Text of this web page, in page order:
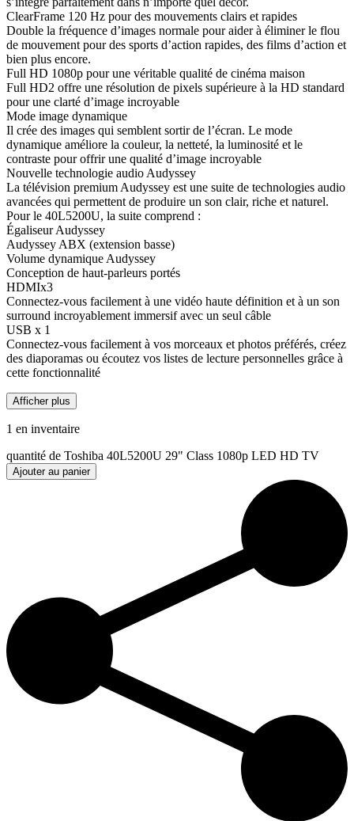
ClearFrame 120 Hz pour des mouvements clairs et rapides
Double la fréquence d’images normale pour aider à éliminer le flou
de mouvement pour des sports d’action rapides, des films d’action et
bien plus encore.
Full HD 1080p pour une véritable qualité de cinéma maison
Full HD2 offre une résolution de pixels supérieure à la HD standard
pour une clarté d’image incroyable
Mode image dynamique
Il crée des images qui semblent sortir de l’écran. Le mode
dynamique améliore la couleur, la netteté, la luminosité et le
contraste pour offrir une qualité d’image incroyable
Nouvelle technologie audio Audyssey
La télévision premium Audyssey est une suite de technologies audio
avancées qui permettent de produire un son clair, riche et naturel.
Pour le 40L5200U, la suite comprend :
Égaliseur Audyssey
Audyssey ABX (extension basse)
Volume dynamique Audyssey
Conception de haut-parleurs portés
HDMIx3
Connectez-vous facilement à une vidéo haute définition et à un son
surround incroyablement immersif avec un seul câble
USB x 1
Connectez-vous facilement à vos morceaux et photos préférés, créez
des diaporamas ou écoutez vos listes de lecture personnelles grâce à
cette fonctionnalité
Afficher plus
1 en inventaire
quantité de Toshiba 40L5200U 29" Class 1080p LED HD TV
Ajouter au panier